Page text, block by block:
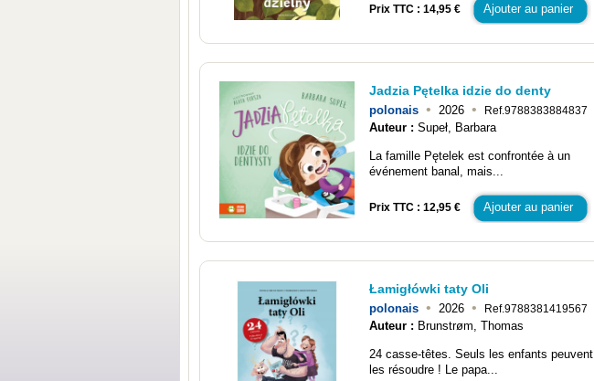
Prix TTC : 14,95 € Ajouter au panier
Jadzia Pętelka idzie do denty
polonais • 2026 • Ref.9788383884837
Auteur : Supeł, Barbara
La famille Pętelek est confrontée à un
événement banal, mais...
Prix TTC : 12,95 € Ajouter au panier
Łamigłówki taty Oli
polonais • 2026 • Ref.9788381419567
Auteur : Brunstrøm, Thomas
24 casse-têtes. Seuls les enfants peuvent
les résoudre ! Le papa...